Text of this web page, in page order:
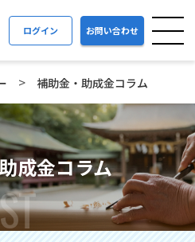
ログイン お問い合わせ
> 補助金・助成金コラム
成金コラム